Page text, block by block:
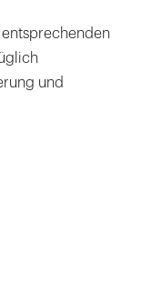
und